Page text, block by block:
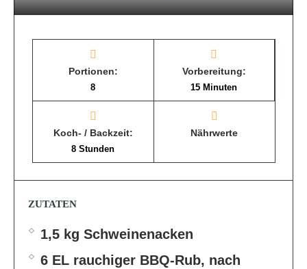
Portionen:
8
Vorbereitung:
15 Minuten
Koch- / Backzeit:
8 Stunden
Nährwerte
ZUTATEN
1,5 kg Schweinenacken
6 EL rauchiger BBQ-Rub, nach